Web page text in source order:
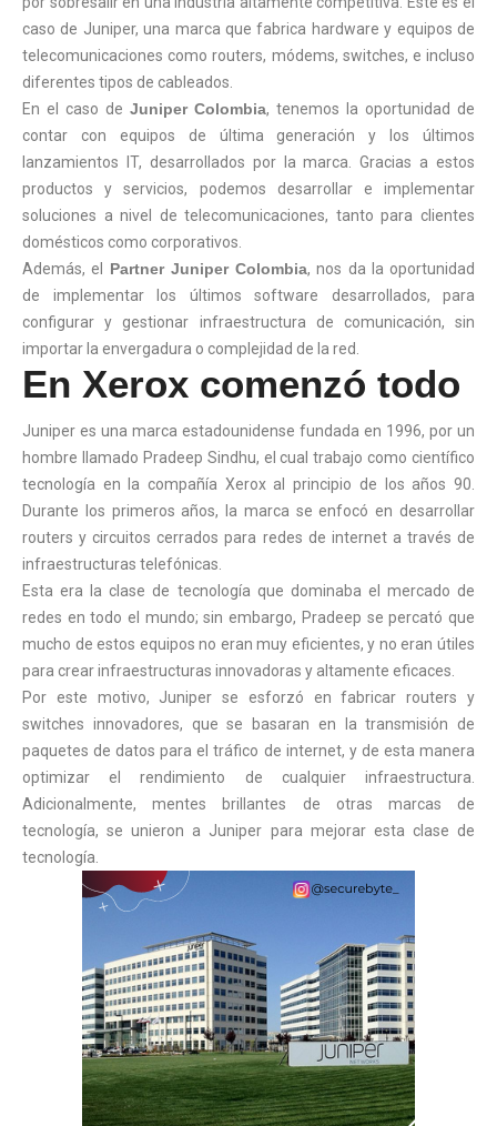
caso de Juniper, una marca que fabrica hardware y equipos de
telecomunicaciones como routers, módems, switches, e incluso
diferentes tipos de cableados.
En el caso de Juniper Colombia, tenemos la oportunidad de
contar con equipos de última generación y los últimos
lanzamientos IT, desarrollados por la marca. Gracias a estos
productos y servicios, podemos desarrollar e implementar
soluciones a nivel de telecomunicaciones, tanto para clientes
domésticos como corporativos.
Además, el Partner Juniper Colombia, nos da la oportunidad
de implementar los últimos software desarrollados, para
configurar y gestionar infraestructura de comunicación, sin
importar la envergadura o complejidad de la red.
En Xerox comenzó todo
Juniper es una marca estadounidense fundada en 1996, por un
hombre llamado Pradeep Sindhu, el cual trabajo como científico
tecnología en la compañía Xerox al principio de los años 90.
Durante los primeros años, la marca se enfocó en desarrollar
routers y circuitos cerrados para redes de internet a través de
infraestructuras telefónicas.
Esta era la clase de tecnología que dominaba el mercado de
redes en todo el mundo; sin embargo, Pradeep se percató que
mucho de estos equipos no eran muy eficientes, y no eran útiles
para crear infraestructuras innovadoras y altamente eficaces.
Por este motivo, Juniper se esforzó en fabricar routers y
switches innovadores, que se basaran en la transmisión de
paquetes de datos para el tráfico de internet, y de esta manera
optimizar el rendimiento de cualquier infraestructura.
Adicionalmente, mentes brillantes de otras marcas de
tecnología, se unieron a Juniper para mejorar esta clase de
tecnología.